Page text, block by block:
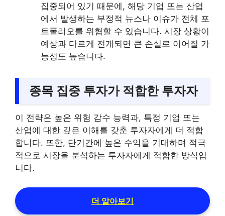
집중되어 있기 때문에, 해당 기업 또는 산업
에서 발생하는 부정적 뉴스나 이슈가 전체 포
트폴리오를 위협할 수 있습니다. 시장 상황이
예상과 다르게 전개되면 큰 손실로 이어질 가
능성도 높습니다.
종목 집중 투자가 적합한 투자자
이 전략은 높은 위험 감수 능력과, 특정 기업 또는
산업에 대한 깊은 이해를 갖춘 투자자에게 더 적합
합니다. 또한, 단기간에 높은 수익을 기대하며 적극
적으로 시장을 분석하는 투자자에게 적합한 방식입
니다.
더 알아보기